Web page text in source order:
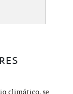
climático, se